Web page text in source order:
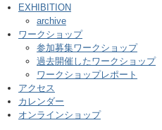
EXHIBITION
archive
ワークショップ
参加募集ワークショップ
過去開催したワークショップ
ワークショップレポート
アクセス
カレンダー
オンラインショップ